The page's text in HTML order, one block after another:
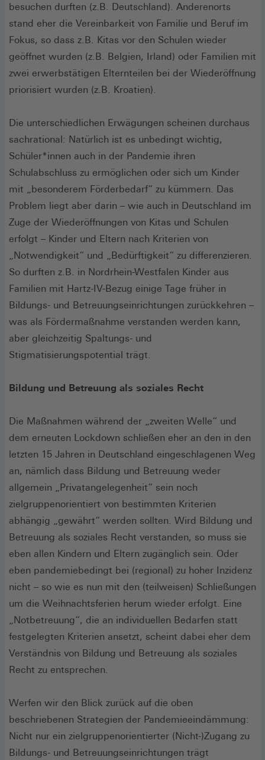
besuchen durften (z.B. Deutschland). Anderenorts
stand eher die Vereinbarkeit von Familie und Beruf im
Fokus, so dass z.B. Kitas vor den Schulen wieder
geöffnet wurden (z.B. Belgien, Irland) oder Familien mit
zwei erwerbstätigen Elternteilen bei der Wiederöffnung
priorisiert wurden (z.B. Kroatien).
Die unterschiedlichen Erwägungen scheinen durchaus
sachrational: Natürlich ist es unbedingt wichtig,
Schüler*innen auch in der Pandemie ihren
Schulabschluss zu ermöglichen oder sich um Kinder
mit „besonderem Förderbedarf“ zu kümmern. Das
Problem liegt aber darin – wie auch in Deutschland im
Zuge der Wiederöffnungen von Kitas und Schulen
erfolgt – Kinder und Eltern nach Kriterien von
„Notwendigkeit“ und „Bedürftigkeit“ zu differenzieren.
So durften z.B. in Nordrhein-Westfalen Kinder aus
Familien mit Hartz-IV-Bezug einige Tage früher in
Bildungs- und Betreuungseinrichtungen zurückkehren –
was als Fördermaßnahme verstanden werden kann,
aber gleichzeitig Spaltungs- und
Stigmatisierungspotential trägt.
Bildung und Betreuung als soziales Recht
Die Maßnahmen während der „zweiten Welle“ und
dem erneuten Lockdown schließen eher an den in den
letzten 15 Jahren in Deutschland eingeschlagenen Weg
an, nämlich dass Bildung und Betreuung weder
allgemein „Privatangelegenheit“ sein noch
zielgruppenorientiert von bestimmten Kriterien
abhängig „gewährt“ werden sollten. Wird Bildung und
Betreuung als soziales Recht verstanden, so muss sie
eben allen Kindern und Eltern zugänglich sein. Oder
eben pandemiebedingt bei (regional) zu hoher Inzidenz
nicht – so wie es nun mit den (teilweisen) Schließungen
um die Weihnachtsferien herum wieder erfolgt. Eine
„Notbetreuung“, die an individuellen Bedarfen statt
festgelegten Kriterien ansetzt, scheint dabei eher dem
Verständnis von Bildung und Betreuung als soziales
Recht zu entsprechen.
Werfen wir den Blick zurück auf die oben
beschriebenen Strategien der Pandemieeindämmung:
Nicht nur ein zielgruppenorientierter (Nicht-)Zugang zu
Bildungs- und Betreuungseinrichtungen trägt